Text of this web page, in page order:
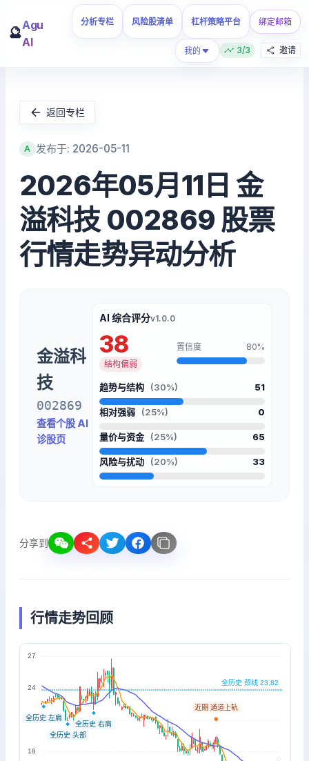
🔮Agu
AI
分析专栏 风险股清单 杠杆策略平台 绑定邮箱
我的 3/3 邀请
返回专栏
A 发布于: 2026-05-11
2026年05月11日 金
溢科技 002869 股票
行情走势异动分析
金溢科
技
002869
查看个股 AI
诊股页
AI 综合评分v1.0.0
38
结构偏弱
置信度 80%
趋势与结构 (30%) 51
相对强弱 (25%) 0
量价与资金 (25%) 65
风险与扰动 (20%) 33
分享到
行情走势回顾